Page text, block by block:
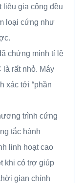
liệu gia công đều
loại cứng như
chứng minh tỉ lệ
là rất nhỏ. Máy
xác tới “phần
trình cứng
tắc hành
linh hoạt cao
khi có trợ giúp
gian chỉnh